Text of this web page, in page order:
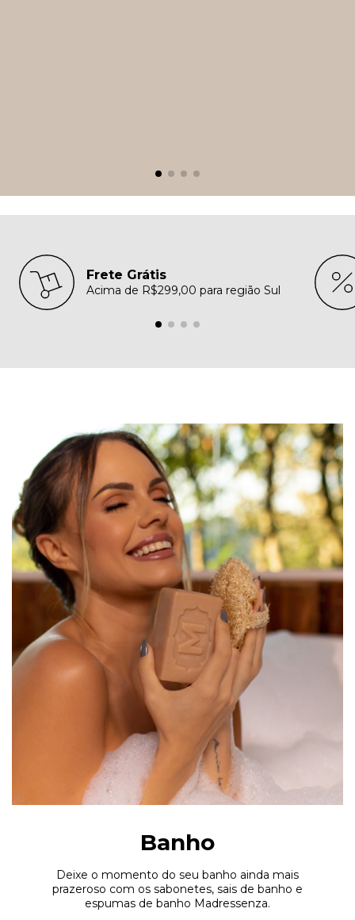
Frete Grátis
Acima de R$299,00 para região Sul
Banho
Deixe o momento do seu banho ainda mais
prazeroso com os sabonetes, sais de banho e
espumas de banho Madressenza.